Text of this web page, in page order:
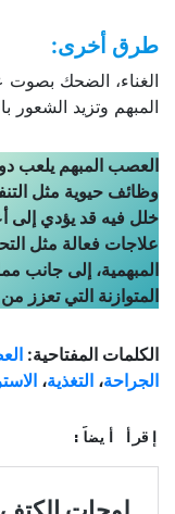
طرق أخرى:
الغناء، الضحك بصوت
المبهم وتزيد الشعور
العصب المبهم يلعب
وظائف حيوية مثل
خلل فيه قد يؤدي إلى
علاجات فعالة مثل
المبهمية، إلى جانب
المتوازنة التي تعزز من
الكلمات المفتاحية:
الجراحة، التغذية،
إقرأ أيضاً: